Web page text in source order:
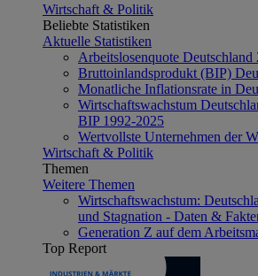
Wirtschaft & Politik
Beliebte Statistiken
Aktuelle Statistiken
Arbeitslosenquote Deutschland
Bruttoinlandsprodukt (BIP)
Monatliche Inflationsrate in
Wirtschaftswachstum
BIP 1992-2025
Wertvollste Unternehmen der
Wirtschaft & Politik
Themen
Weitere Themen
Wirtschaftswachstum:
und Stagnation - Daten &
Generation Z auf dem
Top Report